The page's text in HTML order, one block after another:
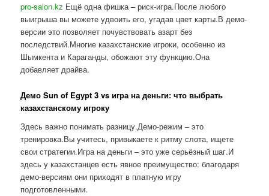
pro-salon.kz Ещё одна фишка – риск-игра.После любого
выигрыша вы можете удвоить его, угадав цвет карты.В демо-
версии это позволяет почувствовать азарт без
последствий.Многие казахстанские игроки, особенно из
Шымкента и Караганды, обожают эту функцию.Она
добавляет драйва.
Демо Sun of Egypt 3 vs игра на деньги: что выбрать
казахстанскому игроку
Здесь важно понимать разницу.Демо-режим – это
тренировка.Вы учитесь, привыкаете к ритму слота, ищете
свои стратегии.Игра на деньги – это уже серьёзный шаг.И
здесь у казахстанцев есть явное преимущество: благодаря
демо-версиям они приходят в платную игру
подготовленными.